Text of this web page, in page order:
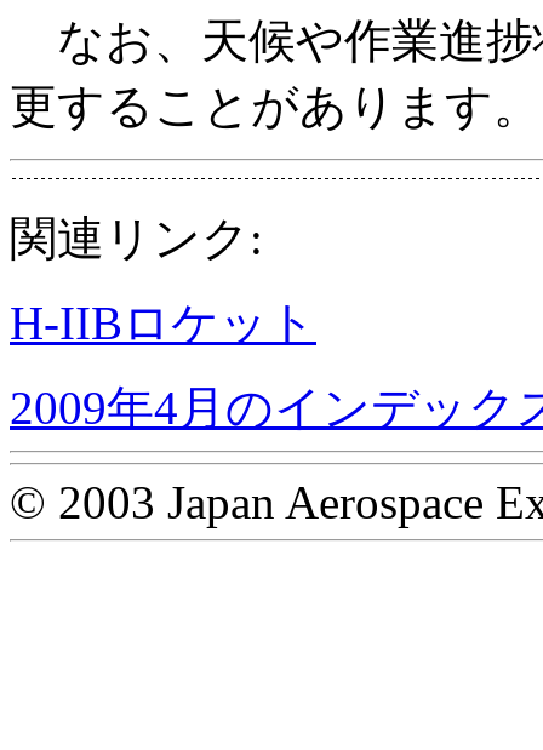
なお、天候や作業進
更することがあります。
関連リンク:
H-IIBロケット
2009年4月のインデック
© 2003 Japan Aerospace